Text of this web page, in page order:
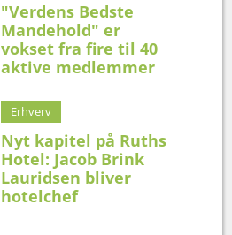
"Verdens Bedste
Mandehold" er
vokset fra fire til 40
aktive medlemmer
Erhverv
Nyt kapitel på Ruths
Hotel: Jacob Brink
Lauridsen bliver
hotelchef